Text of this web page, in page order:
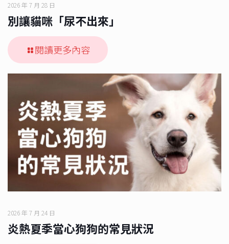
2026 年 7 月 28 日
別讓貓咪「尿不出來」
閱讀更多內容
2026 年 7 月 24 日
炎熱夏季當心狗狗的常見狀況